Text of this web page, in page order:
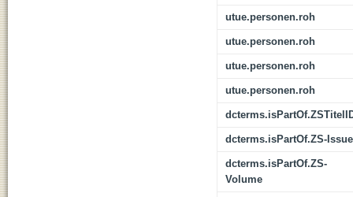
utue.personen.roh
utue.personen.roh
utue.personen.roh
utue.personen.roh
dcterms.isPartOf.ZS-Issue
dcterms.isPartOf.ZS-
Volume